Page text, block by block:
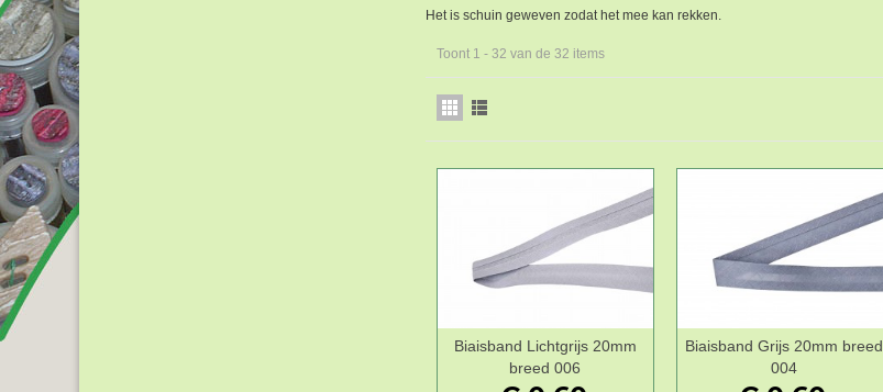
Het is schuin geweven zodat het mee kan rekken.
Toont 1 - 32 van de 32 items
Wenslijst
Biaisband Lichtgrijs 20mm
breed 006
Wenslijst
Biaisband Grijs 20mm breed
004